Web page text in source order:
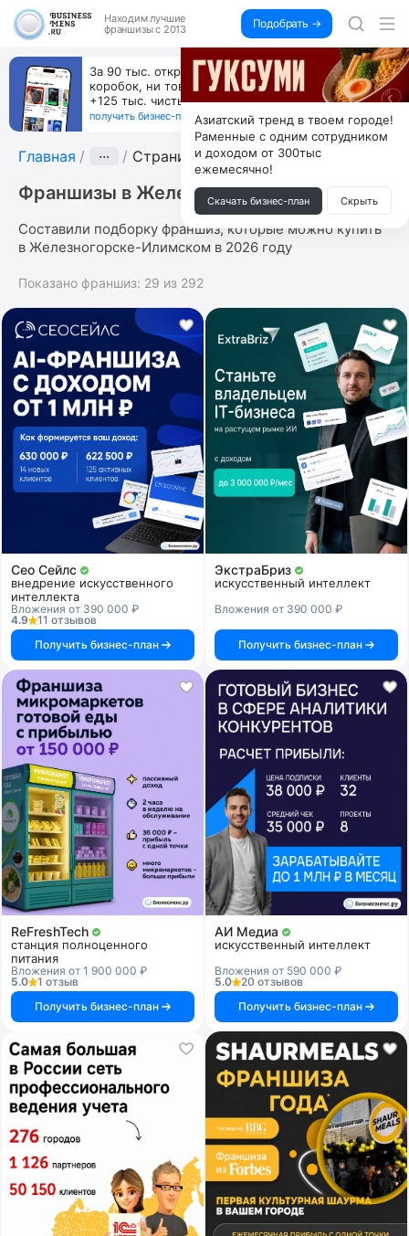
Находим лучшие
франшизы с 2013
Подобрать →
Пока все учатся пользоваться ИИ, вы можете
зарабатывать на их обучении по 500 тыс. каждый
месяц
получить бизнес-план ↓
Главная ··· Страница 2
Франшизы в Железногорске-Илимском
Составили подборку франшиз, которые можно купить
в Железногорске-Илимском в 2026 году
Показано франшиз: 29 из 292
Сео Сейлс
внедрение искусственного
интеллекта
Вложения от 390 000 ₽
4.9
11 отзывов
Получить бизнес-план
ЭкстраБриз
искусственный интеллект
Вложения от 390 000 ₽
Получить бизнес-план
ReFreshTech
станция полноценного
питания
Вложения от 1 900 000 ₽
5.0
1 отзыв
Получить бизнес-план
АИ Медиа
искусственный интеллект
Вложения от 590 000 ₽
5.0
20 отзывов
Получить бизнес-план
Азиатский тренд в твоем городе!
Раменные с одним сотрудником
и доходом от 300тыс
ежемесячно!
Скачать бизнес-план Скрыть